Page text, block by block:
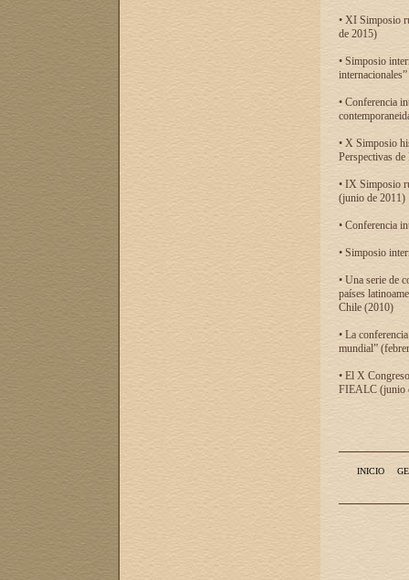
• XI Simposio
de 2015)
• Simposio
• Conferencia
• X Simposio
Perspectivas
• IX Simposio
(junio de 2011)
• Conferencia
• Simposio
• Una serie de
países
Chile (2010)
• La
mundial”
• El X
FIEALC (junio
INICIO